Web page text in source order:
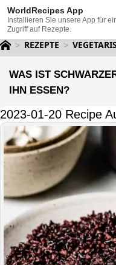
WorldRecipes App
Installieren Sie unsere App für
Zugriff auf Rezepte.
REZEPTE
WAS IST
IHN ESSEN?
2023-01-20 Recipe